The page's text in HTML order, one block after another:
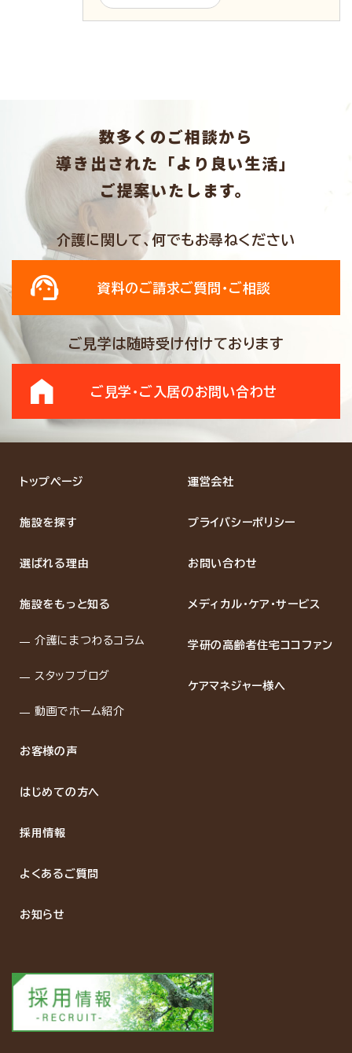
数多くのご相談から
導き出された「より良い生活」
ご提案いたします。
介護に関して、何でもお尋ねください
資料のご請求ご質問・ご相談
ご見学は随時受け付けております
ご見学・ご入居のお問い合わせ
トップページ
施設を探す
選ばれる理由
施設をもっと知る
介護にまつわるコラム
スタッフブログ
動画でホーム紹介
お客様の声
はじめての方へ
採用情報
よくあるご質問
お知らせ
運営会社
プライバシーポリシー
お問い合わせ
メディカル・ケア・サービス
学研の高齢者住宅ココファン
ケアマネジャー様へ